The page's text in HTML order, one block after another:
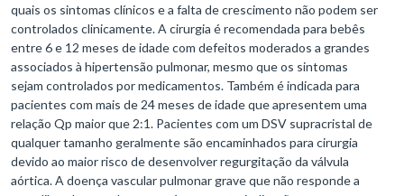
quais os sintomas clínicos e a falta de crescimento não podem ser
controlados clinicamente. A cirurgia é recomendada para bebês
entre 6 e 12 meses de idade com defeitos moderados a grandes
associados à hipertensão pulmonar, mesmo que os sintomas
sejam controlados por medicamentos. Também é indicada para
pacientes com mais de 24 meses de idade que apresentem uma
relação Qp maior que 2:1. Pacientes com um DSV supracristal de
qualquer tamanho geralmente são encaminhados para cirurgia
devido ao maior risco de desenvolver regurgitação da válvula
aórtica. A doença vascular pulmonar grave que não responde a